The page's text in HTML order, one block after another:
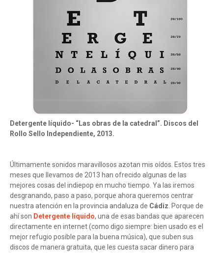
Detergente líquido- “Las obras de la catedral”. Discos del
Rollo Sello Independiente, 2013.
Últimamente sonidos maravillosos azotan mis oídos. Estos tres
meses que llevamos de 2013 han ofrecido algunas de las
mejores cosas del indiepop en mucho tiempo. Ya las iremos
desgranando, paso a paso, porque ahora queremos centrar
nuestra atención en la provincia andaluza de Cádiz. Porque de
ahí son Detergente líquido, una de esas bandas que aparecen
directamente en internet (como digo siempre: bien usado es el
mejor refugio posible para la buena música), que suben sus
discos de manera gratuita, que les cuesta sacar dinero para